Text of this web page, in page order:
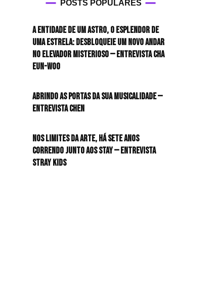
POSTS POPULARES
A entidade de um astro, o esplendor de
uma estrela: desbloqueie um novo andar
no elevador misterioso — Entrevista CHA
EUN-WOO
Abrindo as portas da sua musicalidade —
Entrevista CHEN
Nos limites da arte, há sete anos
correndo junto aos STAY — Entrevista
Stray Kids